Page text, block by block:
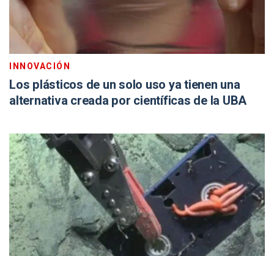
INNOVACIÓN
Los plásticos de un solo uso ya tienen una
alternativa creada por científicas de la UBA